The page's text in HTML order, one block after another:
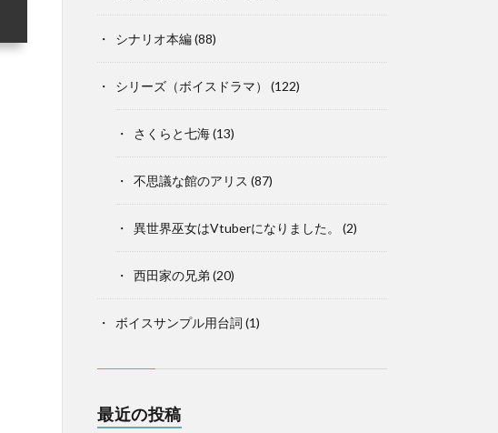
シナリオ本編(88)
シリーズ（ボイスドラマ） (122)
さくらと七海(13)
不思議な館のアリス (87)
異世界巫女はVtuberになりました。 (2)
西田家の兄弟 (20)
ボイスサンプル用台詞 (1)
最近の投稿